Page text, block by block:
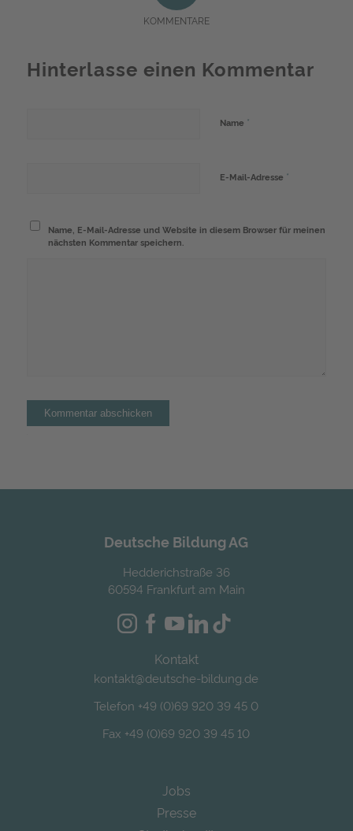
KOMMENTARE
Hinterlasse einen Kommentar
Name *
E-Mail-Adresse *
Name, E-Mail-Adresse und Website in diesem Browser für meinen
nächsten Kommentar speichern.
Deutsche Bildung AG
Hedderichstraße 36
60594 Frankfurt am Main
Kontakt
kontakt@deutsche-bildung.de
Telefon +49 (0)69 920 39 45 0
Fax +49 (0)69 920 39 45 10
Jobs
Presse